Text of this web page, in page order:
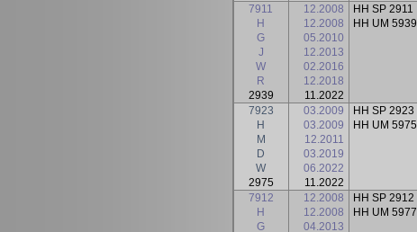
7911
H
G
J
W
R
2939
12.2008
12.2008
05.2010
12.2013
02.2016
12.2018
11.2022
HH SP 2911
HH UM 5939
7923
H
M
D
W
2975
03.2009
03.2009
12.2011
03.2019
06.2022
11.2022
HH SP 2923
HH UM 5975
7912
H
G
12.2008
12.2008
04.2013
HH SP 2912
HH UM 5977